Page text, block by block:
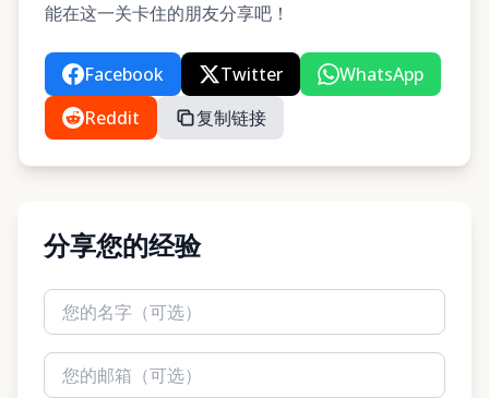
能在这一关卡住的朋友分享吧！
Facebook Twitter
WhatsApp
Reddit
复制链接
分享您的经验